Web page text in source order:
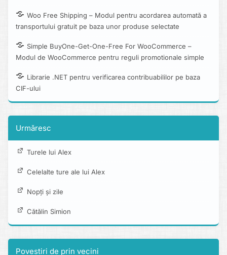
Woo Free Shipping – Modul pentru acordarea automată a
transportului gratuit pe baza unor produse selectate
Simple BuyOne-Get-One-Free For WooCommerce –
Modul de WooCommerce pentru reguli promotionale simple
Librarie .NET pentru verificarea contribuabililor pe baza
CIF-ului
Urmăresc
Turele lui Alex
Celelalte ture ale lui Alex
Nopți și zile
Cătălin Simion
Povestiri de prin vecini